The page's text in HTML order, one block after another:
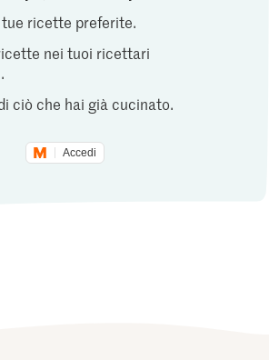
tue ricette preferite.
nei tuoi ricettari
ciò che hai già cucinato.
Accedi